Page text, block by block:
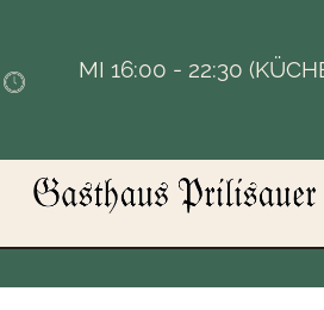
MI 16:00 - 22:30